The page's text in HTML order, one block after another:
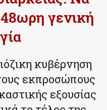
γενική
κυβέρνηση
εκπροσώπους
εξουσίας